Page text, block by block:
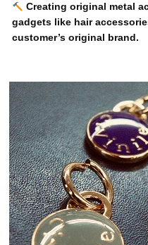
Creating original metal
gadgets like hair
customer’s original brand.